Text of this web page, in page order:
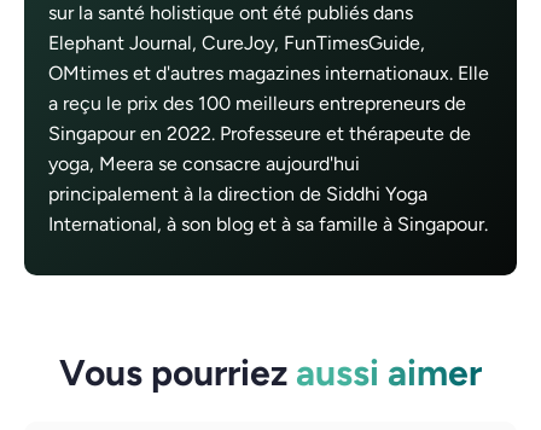
sur la santé holistique ont été publiés dans
Elephant Journal, CureJoy, FunTimesGuide,
OMtimes et d'autres magazines internationaux. Elle
a reçu le prix des 100 meilleurs entrepreneurs de
Singapour en 2022. Professeure et thérapeute de
yoga, Meera se consacre aujourd'hui
principalement à la direction de Siddhi Yoga
International, à son blog et à sa famille à Singapour.
Vous pourriez aussi aimer